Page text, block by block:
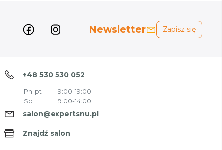
Newsletter Zapisz się
+48 530 530 052
Pn-pt
9:00-19:00
Sb
9:00-14:00
salon@expertsnu.pl
Znajdź salon